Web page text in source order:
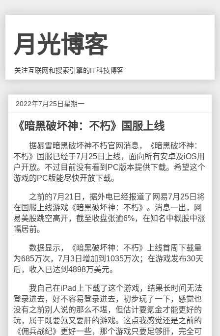
月光博客
关注互联网和搜索引擎的IT科技博客
2022年7月25日星期一
《暗黑破坏神：不朽》国服上线
据暴雪暗黑破坏神不朽官网消息，《暗黑破坏神：
不朽》国服已经于7月25日上线，面向所有安卓及iOS用
户开放。不过目前没有看到PC版本提供下载。希望这个
游戏的PC版能尽快开放下载。
之前的7月21日，据外电已经报道了网易7月25日将
在国服上线游戏《暗黑破坏神：不朽》。消息一出，网
易美股跳空高开，截至收盘张逾6%，在知名中概股中涨
幅居前。
数据显示，《暗黑破坏神：不朽》上线首周下载量
为685万次，7月3日增加到1035万次；在游戏发布30天
后，收入已达到4898万美元。
我自己在iPad上下载了这个游戏，结果长时间无法
登录进去，好不容易登录进去，初步玩了一下，感觉也
没有之前别人说的那么不堪，但估计要氪金才能更好的
玩，属于既要氪又要肝的游戏。这点我感觉还是之前的
《佣兵战纪》更好一些，那个游戏只要足够肝，完全可